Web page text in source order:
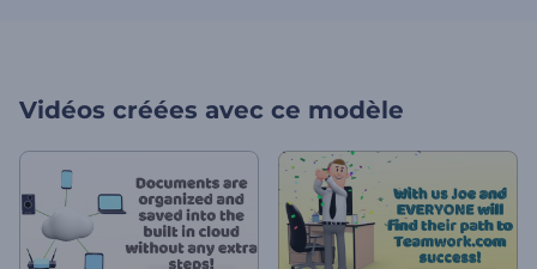
Vidéos créées avec ce modèle